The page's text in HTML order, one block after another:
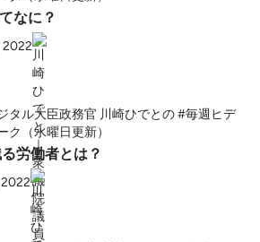
なに？
2022
タル大臣政務官 川崎ひでとの #毎週ヒデ
ク（水曜日更新）
労働者とは？